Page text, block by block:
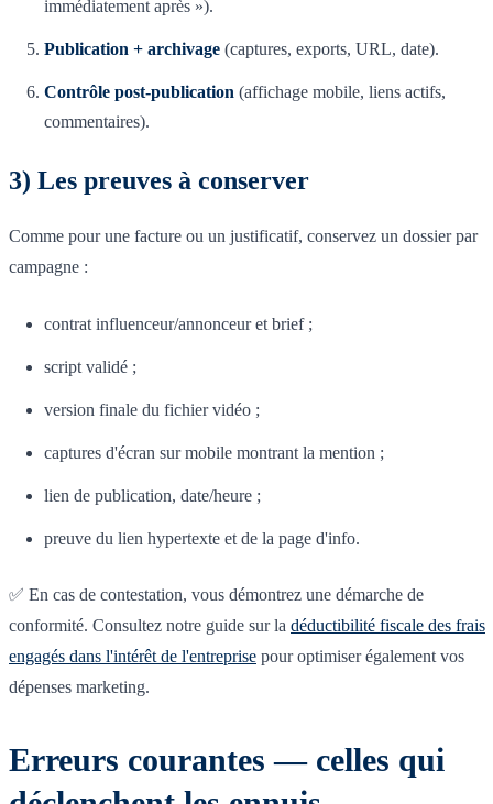
immédiatement après »).
Publication + archivage (captures, exports, URL, date).
Contrôle post-publication (affichage mobile, liens actifs,
commentaires).
3) Les preuves à conserver
Comme pour une facture ou un justificatif, conservez un dossier par
campagne :
contrat influenceur/annonceur et brief ;
script validé ;
version finale du fichier vidéo ;
captures d'écran sur mobile montrant la mention ;
lien de publication, date/heure ;
preuve du lien hypertexte et de la page d'info.
✅ En cas de contestation, vous démontrez une démarche de
conformité. Consultez notre guide sur la déductibilité fiscale des frais
engagés dans l'intérêt de l'entreprise pour optimiser également vos
dépenses marketing.
Erreurs courantes — celles qui